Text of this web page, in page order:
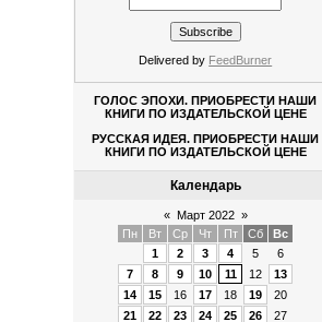
Delivered by FeedBurner
ГОЛОС ЭПОХИ. ПРИОБРЕСТИ НАШИ
КНИГИ ПО ИЗДАТЕЛЬСКОЙ ЦЕНЕ
РУССКАЯ ИДЕЯ. ПРИОБРЕСТИ НАШИ
КНИГИ ПО ИЗДАТЕЛЬСКОЙ ЦЕНЕ
Календарь
« Март 2022 »
Пн
Вт Ср Чт Пт Сб
Вс
1
2 3 4 5
6
7
8 9 10 11 12
13
14
15 16 17 18 19
20
21
22 23 24 25 26
27